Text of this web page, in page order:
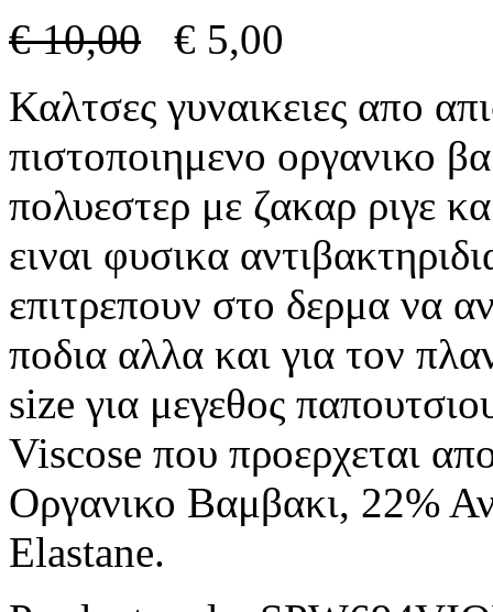
€10,00 € 5,00
Καλτσες γυναικειες απο
πιστοποιημενο οργανικο
πολυεστερ με ζακαρ ριγε
ειναι φυσικα
επιτρεπουν στο δερμα να
ποδια αλλα και για τον
size για μεγεθος
Viscose που προερχεται
Οργανικο Βαμβακι, 22%
Elastane.